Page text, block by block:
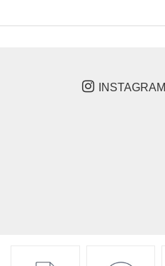
INSTAGRAM